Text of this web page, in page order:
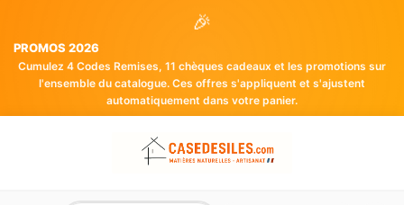
🎉
PROMOS 2026
Cumulez 4 Codes Remises, 11 chèques cadeaux et les promotions sur
l'ensemble du catalogue. Ces offres s'appliquent et s'ajustent
automatiquement dans votre panier.